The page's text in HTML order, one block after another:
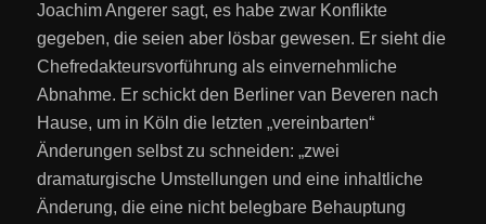
Joachim Angerer sagt, es habe zwar Konflikte
gegeben, die seien aber lösbar gewesen. Er sieht die
Chefredakteursvorführung als einvernehmliche
Abnahme. Er schickt den Berliner van Beveren nach
Hause, um in Köln die letzten „vereinbarten“
Änderungen selbst zu schneiden: „zwei
dramaturgische Umstellungen und eine inhaltliche
Änderung, die eine nicht belegbare Behauptung